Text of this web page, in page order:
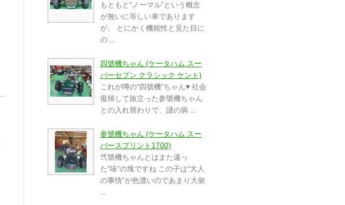
もともと“ノーマル”という概念
が無いに等しい車であります
が、 とにかく機能性と見た目に
の ...
四號機ちゃん (ケータハム スー
パーセブン クラシック ケント)
これが噂の“四號機”ちゃん♥️ 社会
復帰して旅立った参號機ちゃん
との入れ替わりで、謎の病 ...
参號機ちゃん (ケータハム スー
パースプリント1700)
弐號機ちゃんとはまた違っ
た“味”の塊ですね この子は“大人
の事情”が色濃いのであまり大袈
...